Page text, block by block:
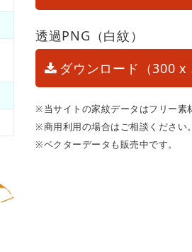
透過PNG（白紋）
ダウンロード（300 x
※当サイトの家紋データはフリー素
※商用利用の場合はご相談ください。
※ベクターデータも販売中です。